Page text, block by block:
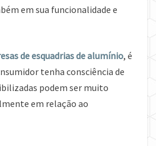
em sua funcionalidade e
de esquadrias de alumínio, é
tenha consciência de
podem ser muito
em relação ao